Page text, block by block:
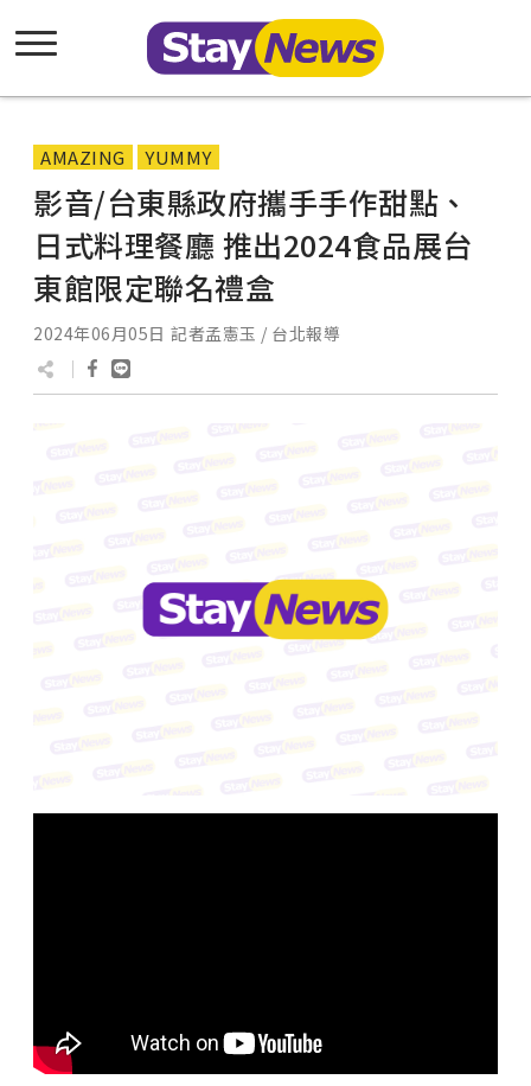
AMAZING YUMMY
影音/台東縣政府攜手手作甜點、
日式料理餐廳 推出2024食品展台
東館限定聯名禮盒
2024年06月05日 記者孟憲玉 / 台北報導